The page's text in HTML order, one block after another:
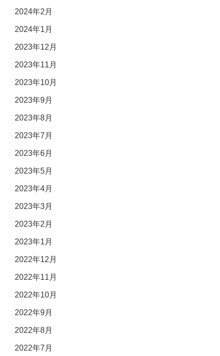
2024年2月
2024年1月
2023年12月
2023年11月
2023年10月
2023年9月
2023年8月
2023年7月
2023年6月
2023年5月
2023年4月
2023年3月
2023年2月
2023年1月
2022年12月
2022年11月
2022年10月
2022年9月
2022年8月
2022年7月